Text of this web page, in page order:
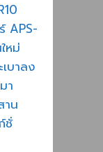
APS-
หม่
บาลง
า
น
ชั่